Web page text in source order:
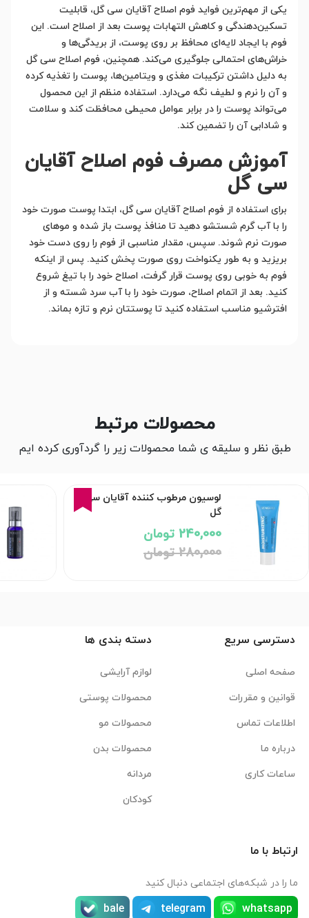
یکی از مهم‌ترین فواید فوم اصلاح آقایان سی گل، قابلیت
تسکین‌دهندگی و کاهش التهابات پوست بعد از اصلاح است. این
فوم با ایجاد لایه‌ای محافظ بر روی پوست، از بریدگی‌ها و
خراش‌های احتمالی جلوگیری می‌کند. همچنین، فوم اصلاح سی گل
به دلیل داشتن ترکیبات مغذی و ویتامین‌ها، پوست را تغذیه کرده
و آن را نرم و لطیف نگه می‌دارد. استفاده منظم از این محصول
می‌تواند پوست را در برابر عوامل محیطی محافظت کند و سلامت
و شادابی آن را تضمین کند.
آموزش مصرف فوم اصلاح آقایان
سی گل
برای استفاده از فوم اصلاح آقایان سی گل، ابتدا پوست صورت خود
را با آب گرم شستشو دهید تا منافذ پوست باز شده و موهای
صورت نرم شوند. سپس، مقدار مناسبی از فوم را روی دست خود
بریزید و به طور یکنواخت روی صورت پخش کنید. پس از اینکه
فوم به خوبی روی پوست قرار گرفت، اصلاح خود را با تیغ شروع
کنید. بعد از اتمام اصلاح، صورت خود را با آب سرد شسته و از
افترشیو مناسب استفاده کنید تا پوستتان نرم و تازه بماند.
محصولات مرتبط
طبق نظر و سلیقه ی شما محصولات زیر را گردآوری کرده ایم
لوسیون مرطوب کننده آقایان سی
گل
240,000 تومان
280,000 تومان
دسترسی سریع
صفحه اصلی
قوانین و مقررات
اطلاعات تماس
درباره ما
ساعات کاری
دسته بندی ها
لوازم آرایشی
محصولات پوستی
محصولات مو
محصولات بدن
مردانه
کودکان
ارتباط با ما
ما را در شبکه‌های اجتماعی دنبال کنید
whatsapp
telegram
bale